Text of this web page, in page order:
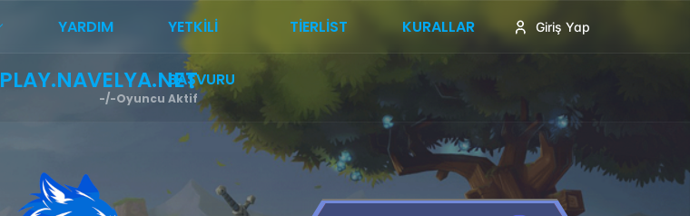
Giriş Yap
YARDIM YETKILI
BAŞVURU
TIERLIST KURALLAR
PLAY.NAVELYA.NET
-/-Oyuncu Aktif